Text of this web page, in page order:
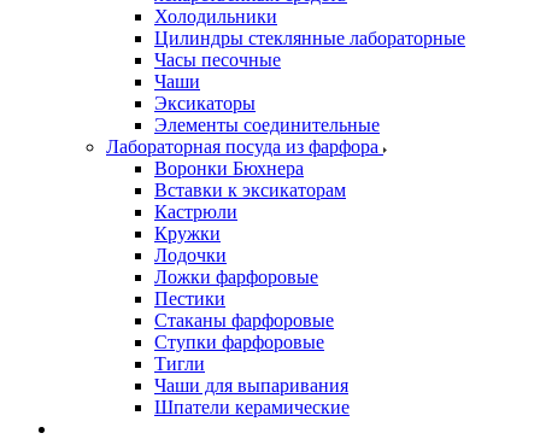
Холодильники
Цилиндры стеклянные лабораторные
Часы песочные
Чаши
Эксикаторы
Элементы соединительные
Лабораторная посуда из фарфора
Воронки Бюхнера
Вставки к эксикаторам
Кастрюли
Кружки
Лодочки
Ложки фарфоровые
Пестики
Стаканы фарфоровые
Ступки фарфоровые
Тигли
Чаши для выпаривания
Шпатели керамические